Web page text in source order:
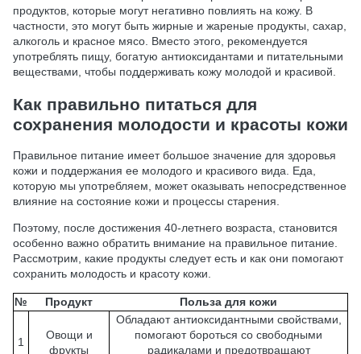
продуктов, которые могут негативно повлиять на кожу. В
частности, это могут быть жирные и жареные продукты, сахар,
алкоголь и красное мясо. Вместо этого, рекомендуется
употреблять пищу, богатую антиоксидантами и питательными
веществами, чтобы поддерживать кожу молодой и красивой.
Как правильно питаться для
сохранения молодости и красоты кожи
Правильное питание имеет большое значение для здоровья
кожи и поддержания ее молодого и красивого вида. Еда,
которую мы употребляем, может оказывать непосредственное
влияние на состояние кожи и процессы старения.
Поэтому, после достижения 40-летнего возраста, становится
особенно важно обратить внимание на правильное питание.
Рассмотрим, какие продукты следует есть и как они помогают
сохранить молодость и красоту кожи.
№ Продукт Польза для кожи
1
Овощи и
фрукты
Обладают антиоксидантными свойствами,
помогают бороться со свободными
радикалами и предотвращают